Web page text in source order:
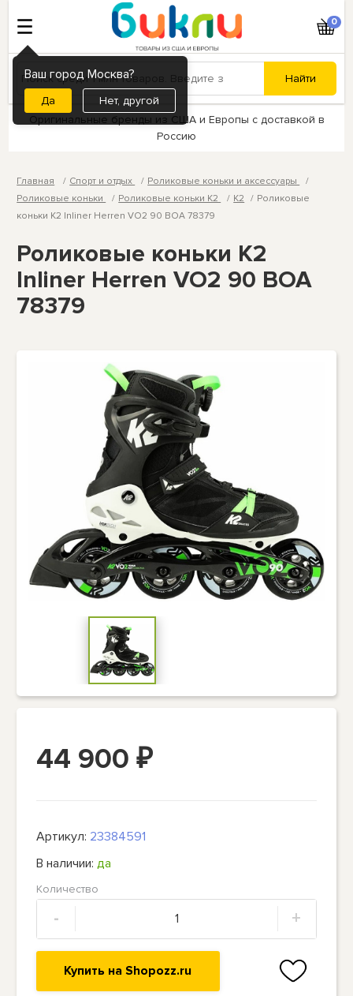
Ваш город Москва?
Нет, другой
0
Оригинальные бренды из США и Европы с доставкой в
Россию
Главная Спорт и отдых
Роликовые коньки и аксессуары
Роликовые коньки
Роликовые коньки K2 K2
Роликовые
коньки K2 Inliner Herren VO2 90 BOA 78379
Роликовые коньки K2
Inliner Herren VO2 90 BOA
78379
44 900₽
Артикул: 23384591
В наличии:да
Количество
- +
Купить на Shopozz.ru